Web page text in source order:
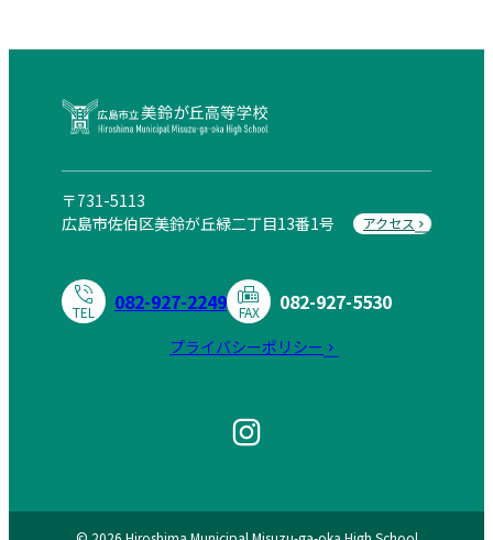
広島市立美鈴が丘高等学校
〒731-5113
広島市佐伯区美鈴が丘緑二丁目13番1号
アクセス
TEL 082-927-2249 FAX 082-927-5530
プライバシーポリシー